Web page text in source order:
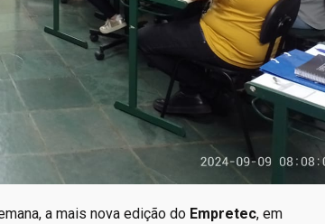
a mais nova edição do Empretec, em